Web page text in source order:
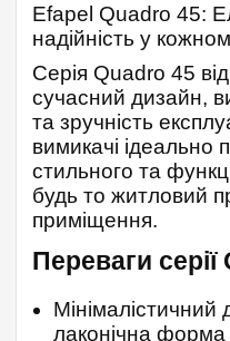
Efapel Quadro 45:
надійність у
Серія Quadro 45
сучасний дизайн,
та зручність
вимикачі ідеально
стильного та
будь то житловий
приміщення.
Переваги
Мінімалістичний
лаконічна